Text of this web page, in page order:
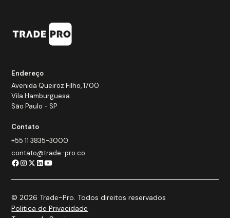
Endereço
Avenida Queiroz Filho, 1700
Vila Hamburguesa
São Paulo - SP
Contato
+55 11 3835-3000
contato@trade-pro.co
© 2026 Trade-Pro. Todos direitos reservados
Politica de Privacidade